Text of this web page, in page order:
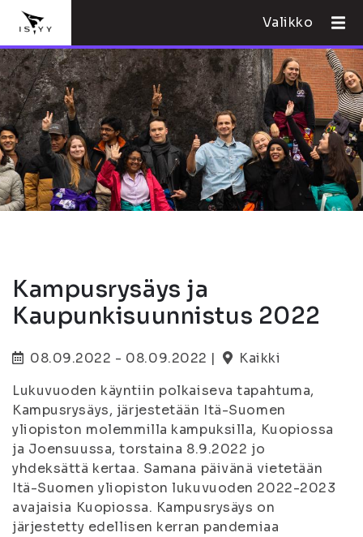
Valikko
Kampusrysäys ja
Kaupunkisuunnistus 2022
08.09.2022 - 08.09.2022 |
Kaikki
Lukuvuoden käyntiin polkaiseva tapahtuma,
Kampusrysäys, järjestetään Itä-Suomen
yliopiston molemmilla kampuksilla, Kuopiossa
ja Joensuussa, torstaina 8.9.2022 jo
yhdeksättä kertaa. Samana päivänä vietetään
Itä-Suomen yliopiston lukuvuoden 2022-2023
avajaisia Kuopiossa. Kampusrysäys on
järjestetty edellisen kerran pandemiaa